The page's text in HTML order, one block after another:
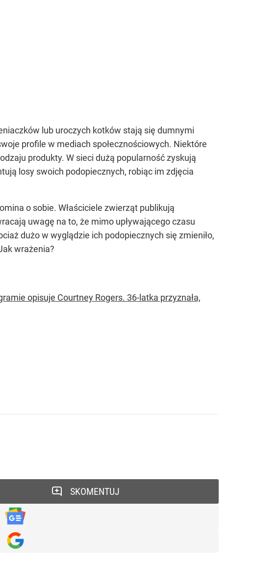
lub uroczych kotków stają się dumnymi
profile w mediach społecznościowych. Niektóre
produkty. W sieci dużą popularność zyskują
losy swoich podopiecznych, robiąc im zdjęcia
o sobie. Właściciele zwierząt publikują
uwagę na to, że mimo upływającego czasu
dużo w wyglądzie ich podopiecznych się zmieniło,
wrażenia?
opisuje Courtney Rogers. 36-latka przyznała,
SKOMENTUJ